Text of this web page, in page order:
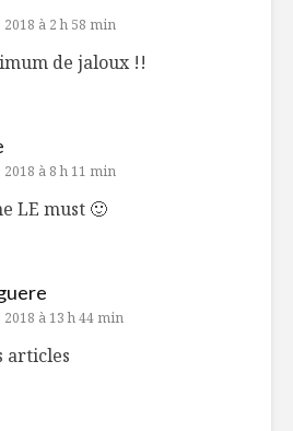
à 2 h 58 min
de jaloux !!
à 8 h 11 min
LE must 🙂
à 13 h 44 min
articles